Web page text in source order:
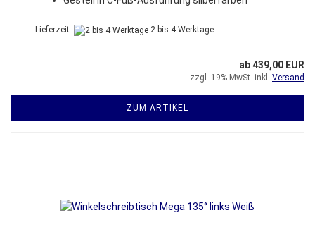
Lieferzeit: 2 bis 4 Werktage
ab 439,00 EUR
zzgl. 19% MwSt. inkl. Versand
ZUM ARTIKEL